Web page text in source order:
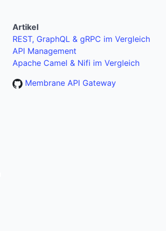
Artikel
REST, GraphQL & gRPC im Vergleich
API Management
Apache Camel & Nifi im Vergleich
Membrane API Gateway